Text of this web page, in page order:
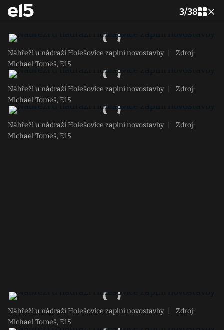
3/38
Nábřeží u nádraží Holešovice zaplní novostavby
Zdroj:
Michael Tomeš, E15
Nábřeží u nádraží Holešovice zaplní novostavby
Zdroj:
Michael Tomeš, E15
Nábřeží u nádraží Holešovice zaplní novostavby
Zdroj:
Michael Tomeš, E15
Nábřeží u nádraží Holešovice zaplní novostavby
Zdroj:
Michael Tomeš, E15